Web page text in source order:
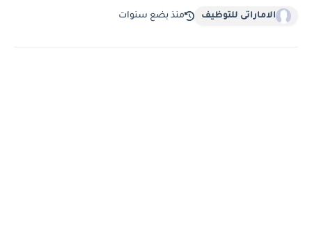
الاماراتى للتوظيف منذ بضع سنوات